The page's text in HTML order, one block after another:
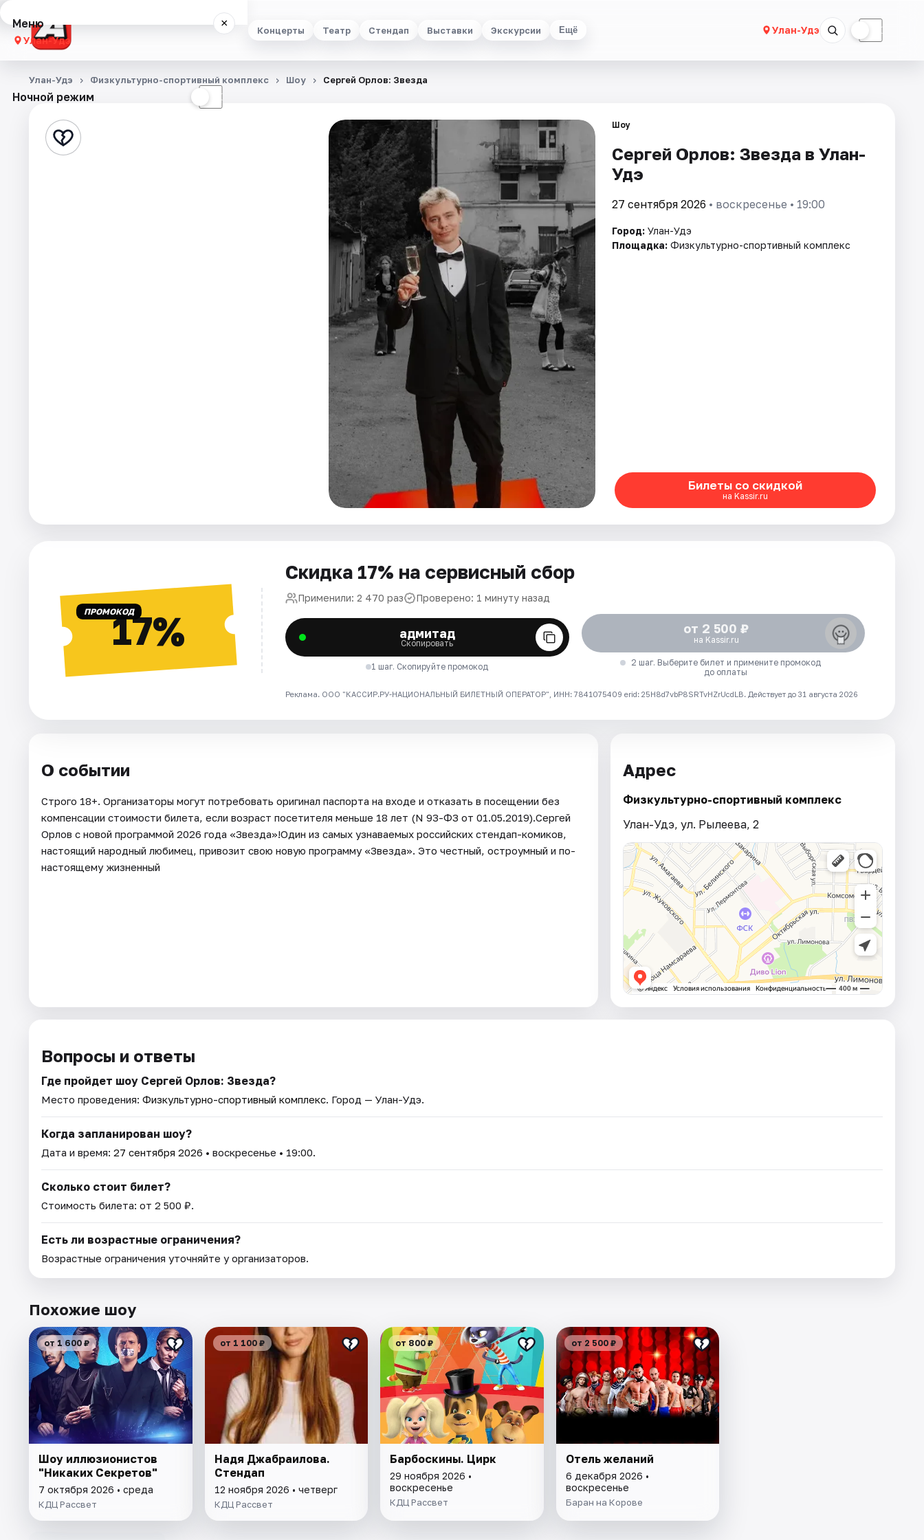
Концерты Театр Стендап Выставки Экскурсии Ещё Улан-Удэ ☾
Меню ×
Улан-Удэ
Концерты
Стендап
Ночной режим ☾
Улан-Удэ Физкультурно-спортивный комплекс Шоу Сергей Орлов: Звезда
Шоу
Сергей Орлов: Звезда в Улан-
Удэ
27 сентября 2026 • воскресенье • 19:00
Город: Улан-Удэ
Площадка: Физкультурно-спортивный комплекс
Билеты со скидкой
на Kassir.ru
ПРОМОКОД17%
Скидка 17% на сервисный сбор
Применили: 2 470 раз Проверено: 1 минуту назад
адмитад
Скопировать
1 шаг. Скопируйте промокод
от 2 500 ₽
на Kassir.ru
2 шаг. Выберите билет и примените промокод
до оплаты
Реклама. ООО "КАССИР.РУ-НАЦИОНАЛЬНЫЙ БИЛЕТНЫЙ ОПЕРАТОР", ИНН: 7841075409 erid: 25H8d7vbP8SRTvHZrUcdLB. Действует до 31 августа 2026
О событии
Строго 18+. Организаторы могут потребовать оригинал паспорта на входе и отказать в посещении без
компенсации стоимости билета, если возраст посетителя меньше 18 лет (N 93-ФЗ от 01.05.2019).Сергей
Орлов с новой программой 2026 года «Звезда»!Один из самых узнаваемых российских стендап-комиков,
настоящий народный любимец, привозит свою новую программу «Звезда». Это честный, остроумный и по-
настоящему жизненный
Адрес
Физкультурно-спортивный комплекс
Улан-Удэ, ул. Рылеева, 2
Вопросы и ответы
Где пройдет шоу Сергей Орлов: Звезда?
Место проведения: Физкультурно-спортивный комплекс. Город — Улан-Удэ.
Когда запланирован шоу?
Дата и время: 27 сентября 2026 • воскресенье • 19:00.
Сколько стоит билет?
Стоимость билета: от 2 500 ₽.
Есть ли возрастные ограничения?
Возрастные ограничения уточняйте у организаторов.
Похожие шоу
от 1 600 ₽
Шоу иллюзионистов
"Никаких Секретов"
7 октября 2026 • среда
КДЦ Рассвет
от 1 100 ₽
Надя Джабраилова.
Стендап
12 ноября 2026 • четверг
КДЦ Рассвет
от 800 ₽
Барбоскины. Цирк
29 ноября 2026 •
воскресенье
КДЦ Рассвет
от 2 500 ₽
Отель желаний
6 декабря 2026 •
воскресенье
Баран на Корове